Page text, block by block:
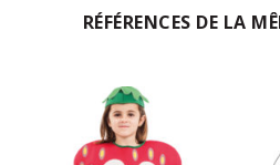
RÉFÉRENCES DE LA